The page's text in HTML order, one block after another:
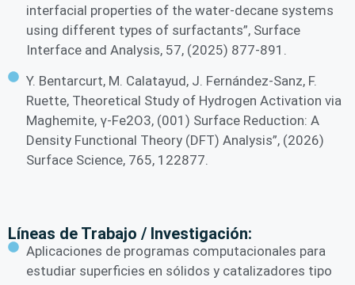
interfacial properties of the water-decane systems
using different types of surfactants”, Surface
Interface and Analysis, 57, (2025) 877-891.
Y. Bentarcurt, M. Calatayud, J. Fernández-Sanz, F.
Ruette, Theoretical Study of Hydrogen Activation via
Maghemite, γ-Fe2O3, (001) Surface Reduction: A
Density Functional Theory (DFT) Analysis”, (2026)
Surface Science, 765, 122877.
Líneas de Trabajo / Investigación:
Aplicaciones de programas computacionales para
estudiar superficies en sólidos y catalizadores tipo